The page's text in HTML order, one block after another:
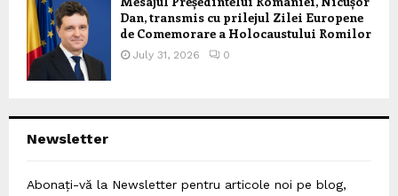
Dan, transmis cu prilejul Zilei Europene
de Comemorare a Holocaustului Romilor
July 31, 2026 0
Newsletter
Abonați-vă la Newsletter pentru articole noi pe blog,